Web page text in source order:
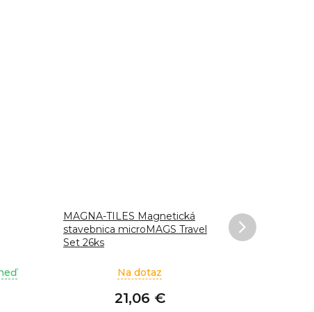
MAGNA-TILES Magnetická
stavebnica microMAGS Travel
Set 26ks
Na dotaz
21,06 €